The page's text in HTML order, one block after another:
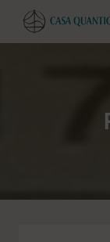
Pular
para
o